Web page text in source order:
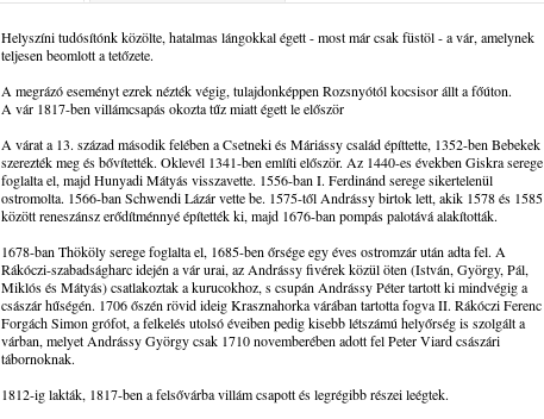
Helyszíni tudósítónk közölte, hatalmas lángokkal égett - most már csak füstöl - a vár, amelynek
teljesen beomlott a tetőzete.
A megrázó eseményt ezrek nézték végig, tulajdonképpen Rozsnyótól kocsisor állt a főúton.
A vár 1817-ben villámcsapás okozta tűz miatt égett le először
A várat a 13. század második felében a Csetneki és Máriássy család építtette, 1352-ben Bebekek
szerezték meg és bővítették. Oklevél 1341-ben említi először. Az 1440-es években Giskra serege
foglalta el, majd Hunyadi Mátyás visszavette. 1556-ban I. Ferdinánd serege sikertelenül
ostromolta. 1566-ban Schwendi Lázár vette be. 1575-től Andrássy birtok lett, akik 1578 és 1585
között reneszánsz erődítménnyé építették ki, majd 1676-ban pompás palotává alakították.
1678-ban Thököly serege foglalta el, 1685-ben őrsége egy éves ostromzár után adta fel. A
Rákóczi-szabadságharc idején a vár urai, az Andrássy fivérek közül öten (István, György, Pál,
Miklós és Mátyás) csatlakoztak a kurucokhoz, s csupán Andrássy Péter tartott ki mindvégig a
császár hűségén. 1706 őszén rövid ideig Krasznahorka várában tartotta fogva II. Rákóczi Ferenc
Forgách Simon grófot, a felkelés utolsó éveiben pedig kisebb létszámú helyőrség is szolgált a
várban, melyet Andrássy György csak 1710 novemberében adott fel Peter Viard császári
tábornoknak.
1812-ig lakták, 1817-ben a felsővárba villám csapott és legrégibb részei leégtek.